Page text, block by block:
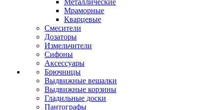
Металлические
Мраморные
Кварцевые
Смесители
Дозаторы
Измельчители
Сифоны
Аксессуары
Брючницы
Выдвижные вешалки
Выдвижные корзины
Гладильные доски
Пантографы